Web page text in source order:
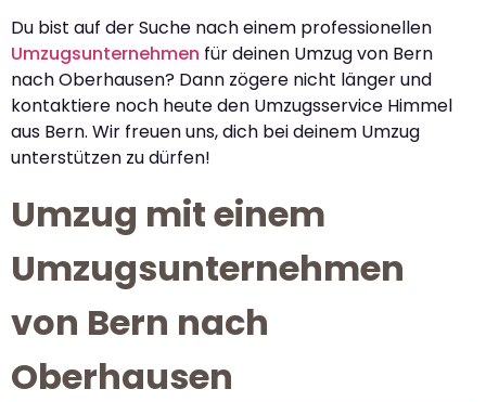
Du bist auf der Suche nach einem professionellen
Umzugsunternehmen für deinen Umzug von Bern
nach Oberhausen? Dann zögere nicht länger und
kontaktiere noch heute den Umzugsservice Himmel
aus Bern. Wir freuen uns, dich bei deinem Umzug
unterstützen zu dürfen!
Umzug mit einem
Umzugsunternehmen
von Bern nach
Oberhausen